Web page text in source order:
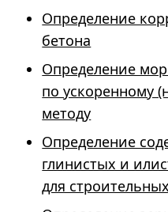
Определение
бетона
Определение
по ускоренному
методу
Определение
глинистых и
для